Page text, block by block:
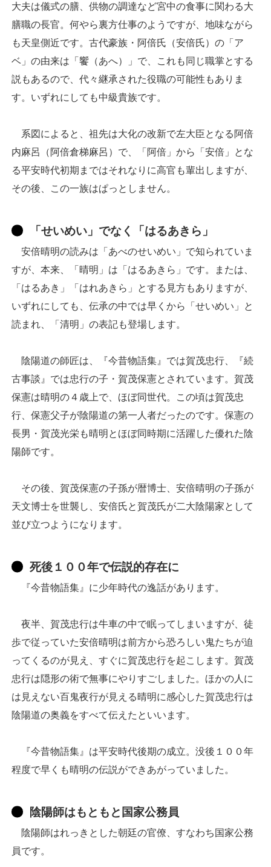
大夫は儀式の膳、供物の調達など宮中の食事に関わる大
膳職の長官。何やら裏方仕事のようですが、地味ながら
も天皇側近です。古代豪族・阿倍氏（安倍氏）の「ア
ベ」の由来は「饗（あへ）」で、これも同じ職掌とする
説もあるので、代々継承された役職の可能性もありま
す。いずれにしても中級貴族です。
系図によると、祖先は大化の改新で左大臣となる阿倍
内麻呂（阿倍倉梯麻呂）で、「阿倍」から「安倍」とな
る平安時代初期まではそれなりに高官も輩出しますが、
その後、この一族はぱっとしません。
「せいめい」でなく「はるあきら」
安倍晴明の読みは「あべのせいめい」で知られていま
すが、本来、「晴明」は「はるあきら」です。または、
「はるあき」「はれあきら」とする見方もありますが、
いずれにしても、伝承の中では早くから「せいめい」と
読まれ、「清明」の表記も登場します。
陰陽道の師匠は、『今昔物語集』では賀茂忠行、『続
古事談』では忠行の子・賀茂保憲とされています。賀茂
保憲は晴明の４歳上で、ほぼ同世代。この頃は賀茂忠
行、保憲父子が陰陽道の第一人者だったのです。保憲の
長男・賀茂光栄も晴明とほぼ同時期に活躍した優れた陰
陽師です。
その後、賀茂保憲の子孫が暦博士、安倍晴明の子孫が
天文博士を世襲し、安倍氏と賀茂氏が二大陰陽家として
並び立つようになります。
死後１００年で伝説的存在に
『今昔物語集』に少年時代の逸話があります。
夜半、賀茂忠行は牛車の中で眠ってしまいますが、徒
歩で従っていた安倍晴明は前方から恐ろしい鬼たちが迫
ってくるのが見え、すぐに賀茂忠行を起こします。賀茂
忠行は隠形の術で無事にやりすごしました。ほかの人に
は見えない百鬼夜行が見える晴明に感心した賀茂忠行は
陰陽道の奥義をすべて伝えたといいます。
『今昔物語集』は平安時代後期の成立。没後１００年
程度で早くも晴明の伝説ができあがっていました。
陰陽師はもともと国家公務員
陰陽師はれっきとした朝廷の官僚、すなわち国家公務
員です。